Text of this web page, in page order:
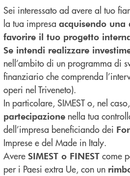
Sei interessato ad avere al tuo
la tua impresa acquisendo
favorire il tuo progetto
Se intendi realizzare
nell’ambito di un programma di
finanziario che comprenda
operi nel Triveneto).
In particolare, SIMEST o, nel
partecipazione nella tua
dell’impresa beneficiando dei
Imprese e del Made in Italy.
Avere SIMEST o FINEST come
per i Paesi extra Ue, con un